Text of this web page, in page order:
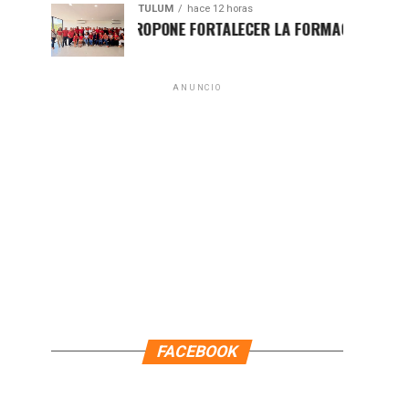
TULUM hace 12 horas
ALDAY PROPONE FORTALECER LA FORMACIÓN POLÍTICA
ANUNCIO
FACEBOOK